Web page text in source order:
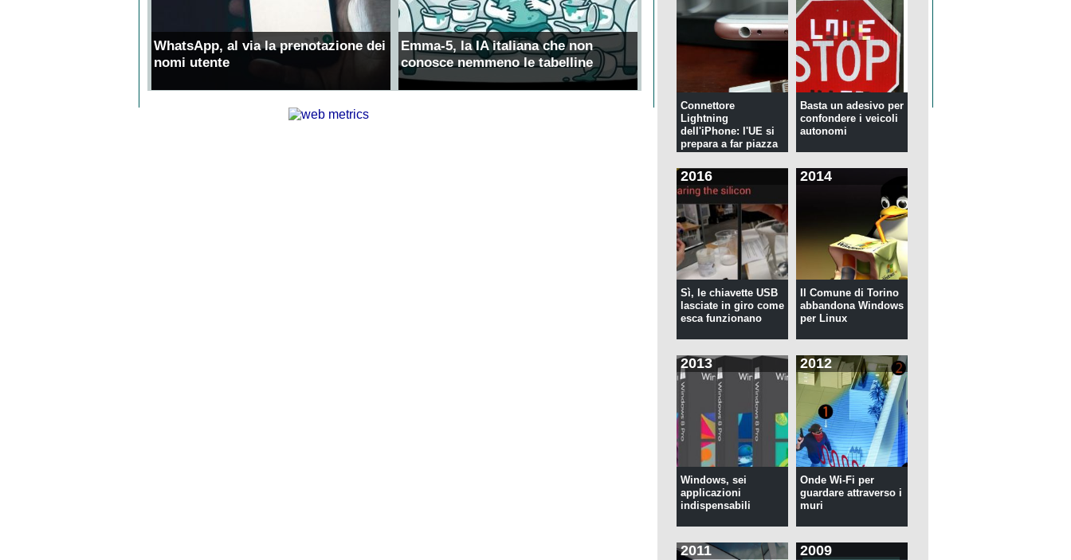
Connettore
Lightning
dell'iPhone: l'UE si
prepara a far piazza
Basta un adesivo per
confondere i veicoli
autonomi
2016
Sì, le chiavette USB
lasciate in giro come
esca funzionano
2014
Il Comune di Torino
abbandona Windows
per Linux
2013
Windows, sei
applicazioni
indispensabili
2012
Onde Wi-Fi per
guardare attraverso i
muri
2011 2009
WhatsApp, al via la prenotazione dei
nomi utente
Emma-5, la IA italiana che non
conosce nemmeno le tabelline